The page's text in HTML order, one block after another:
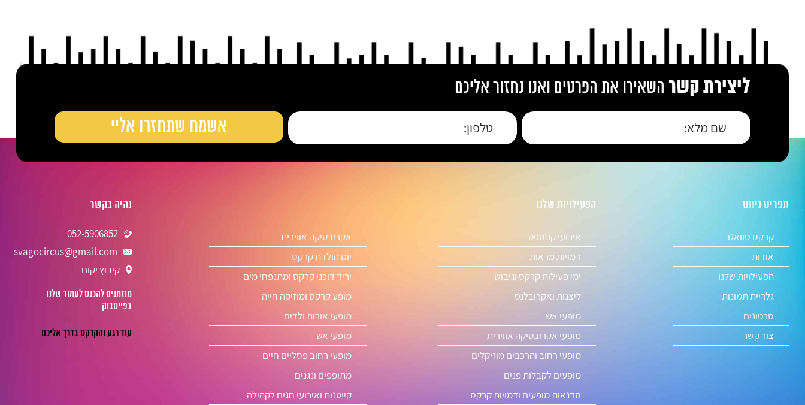
ליצירת קשר השאירו את הפרטים ואנו נחזור אליכם
תפריט ניווט
קרקס סוואגו
אודות
הפעילויות שלנו
גלריית תמונות
סרטונים
צור קשר
הפעילויות שלנו
אירועי קונספט
אקרובטיקה אווירית
דמויות מראות
יום הולדת קרקס
ימי פעילות קרקס וגיבוש
יריד דוכני קרקס ומתנפחי מים
ליצנות ואקרובלנס
מופע קרקס ומוזיקה חייה
מופעי אש
מופעי אורות ולדים
מופעי אקרובטיקה אווירית
מופעי אש
מופעי רחוב והרכבים מוזיקלים
מופעי רחוב פסליים חיים
מופעים לקבלות פנים
מתופפים ונגנים
סדנאות מופעים ודמויות קרקס
קייטנות ואירועי חגים לקהילה
נהיה בקשר
052-5906852
svagocircus@gmail.com
קיבוץ יקום
מוזמנים להכנס לעמוד שלנו
בפייסבוק